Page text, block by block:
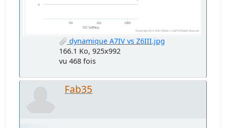
dynamique A7IV vs Z6III.jpg
166.1 Ko, 925x992
vu 468 fois
Fab35